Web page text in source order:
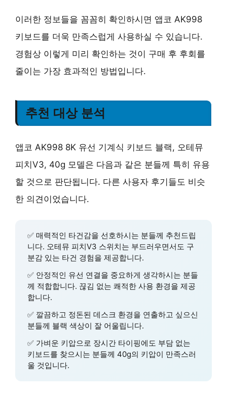
이러한 정보들을 꼼꼼히 확인하시면 앱코 AK998
키보드를 더욱 만족스럽게 사용하실 수 있습니다.
경험상 이렇게 미리 확인하는 것이 구매 후 후회를
줄이는 가장 효과적인 방법입니다.
추천 대상 분석
앱코 AK998 8K 유선 기계식 키보드 블랙, 오테뮤
피치V3, 40g 모델은 다음과 같은 분들께 특히 유용
할 것으로 판단됩니다. 다른 사용자 후기들도 비슷
한 의견이었습니다.
✅ 매력적인 타건감을 선호하시는 분들께 추천드립
니다. 오테뮤 피치V3 스위치는 부드러우면서도 구
분감 있는 타건 경험을 제공합니다.
✅ 안정적인 유선 연결을 중요하게 생각하시는 분들
께 적합합니다. 끊김 없는 쾌적한 사용 환경을 제공
합니다.
✅ 깔끔하고 정돈된 데스크 환경을 연출하고 싶으신
분들께 블랙 색상이 잘 어울립니다.
✅ 가벼운 키압으로 장시간 타이핑에도 부담 없는
키보드를 찾으시는 분들께 40g의 키압이 만족스러
울 것입니다.